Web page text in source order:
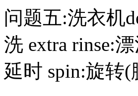
问题五:洗衣机
洗 extra rinse:
延时 spin:旋转(